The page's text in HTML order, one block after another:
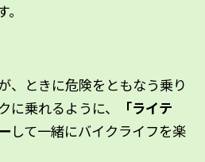
、ときに危険をともなう乗り
乗れるように、
「ライテ
して一緒にバイクライフを楽